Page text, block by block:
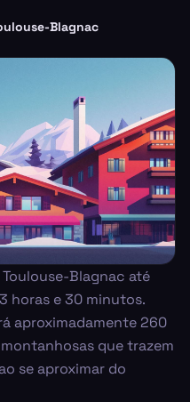
Blagnac
Blagnac até
horas e 30 minutos.
aproximadamente 260
que trazem
se aproximar do